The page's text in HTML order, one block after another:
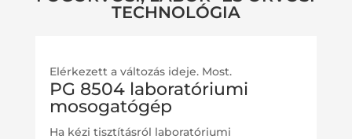
TECHNOLÓGIA
Elérkezett a változás ideje. Most.
PG 8504 laboratóriumi
mosogatógép
Ha kézi tisztításról laboratóriumi